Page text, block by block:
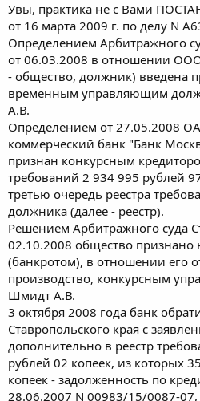
Увы, практика не с Вами
от 16 марта 2009 г. по делу N
Определением Арбитражного
от 06.03.2008 в отношении
- общество, должник) введена
временным управляющим
А.В.
Определением от 27.05.2008
коммерческий банк "Банк
признан конкурсным
требований 2 934 995 рублей
третью очередь реестра
должника (далее - реестр).
Решением Арбитражного суда
02.10.2008 общество признано
(банкротом), в отношении его
производство, конкурсным
Шмидт А.В.
3 октября 2008 года банк
Ставропольского края с
дополнительно в реестр
рублей 02 копеек, из которых
копеек - задолженность по
28.06.2007 N 00983/15/0087-07,